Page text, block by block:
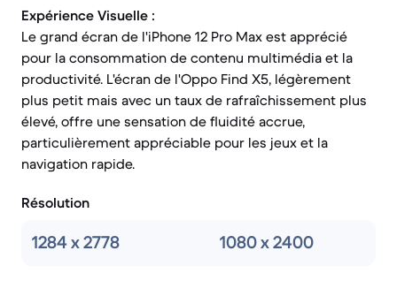
Expérience Visuelle :
Le grand écran de l'iPhone 12 Pro Max est apprécié
pour la consommation de contenu multimédia et la
productivité. L'écran de l'Oppo Find X5, légèrement
plus petit mais avec un taux de rafraîchissement plus
élevé, offre une sensation de fluidité accrue,
particulièrement appréciable pour les jeux et la
navigation rapide.
Résolution
1284 x 2778 1080 x 2400